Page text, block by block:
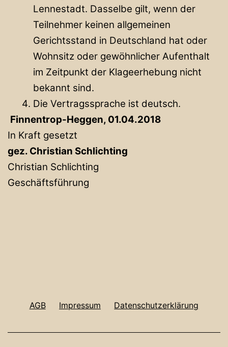
Lennestadt. Dasselbe gilt, wenn der
Teilnehmer keinen allgemeinen
Gerichtsstand in Deutschland hat oder
Wohnsitz oder gewöhnlicher Aufenthalt
im Zeitpunkt der Klageerhebung nicht
bekannt sind.
Die Vertragssprache ist deutsch.
Finnentrop-Heggen, 01.04.2018
In Kraft gesetzt
gez. Christian Schlichting
Christian Schlichting
Geschäftsführung
AGB Impressum Datenschutzerklärung